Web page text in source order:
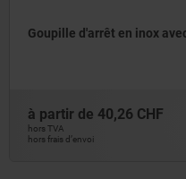
Goupille d'arrêt en inox
à partir de 40,26 CHF
hors TVA
hors frais d’envoi